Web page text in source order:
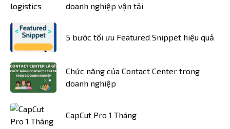
doanh nghiệp vận tải
5 bước tối ưu Featured Snippet hiệu quả
Chức năng của Contact Center trong
doanh nghiệp
CapCut Pro 1 Tháng